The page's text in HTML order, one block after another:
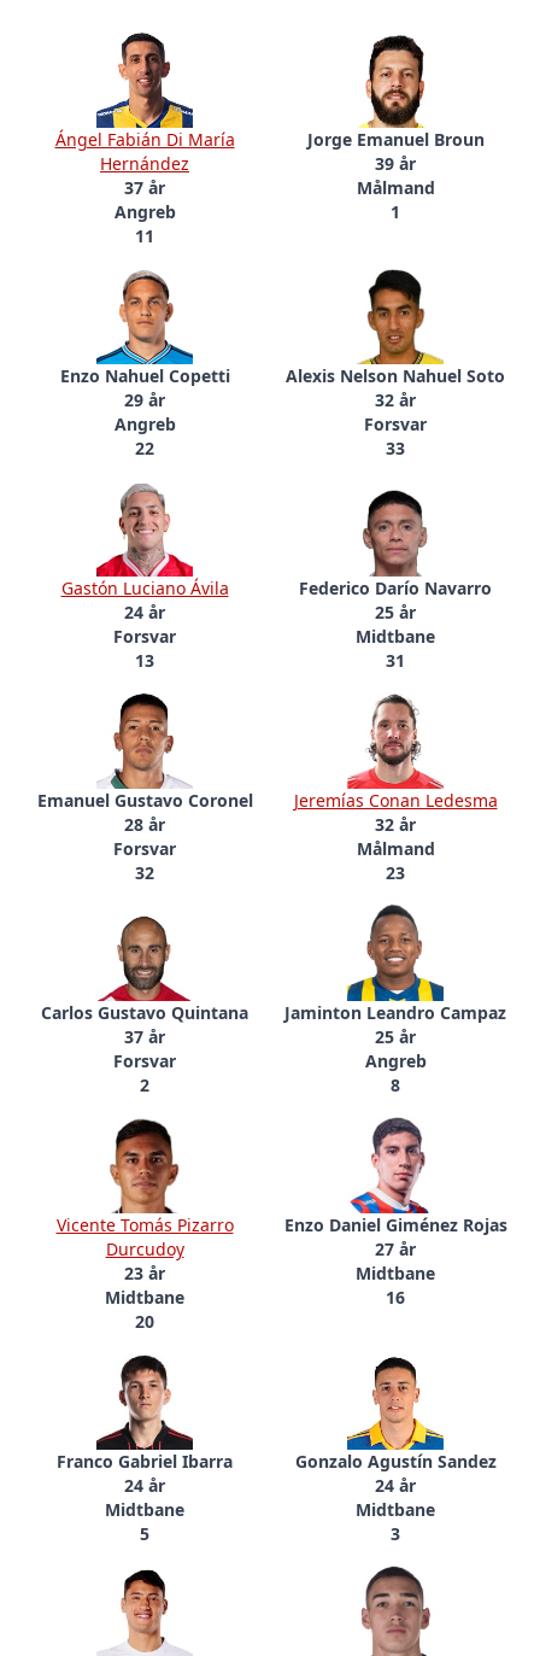
Ángel Fabián Di María
Hernández
37 år
Angreb
11
Jorge Emanuel Broun
39 år
Målmand
1
Enzo Nahuel Copetti
29 år
Angreb
22
Alexis Nelson Nahuel Soto
32 år
Forsvar
33
Gastón Luciano Ávila
24 år
Forsvar
13
Federico Darío Navarro
25 år
Midtbane
31
Emanuel Gustavo Coronel
28 år
Forsvar
32
Jeremías Conan Ledesma
32 år
Målmand
23
Carlos Gustavo Quintana
37 år
Forsvar
2
Jaminton Leandro Campaz
25 år
Angreb
8
Vicente Tomás Pizarro
Durcudoy
23 år
Midtbane
20
Enzo Daniel Giménez Rojas
27 år
Midtbane
16
Franco Gabriel Ibarra
24 år
Midtbane
5
Gonzalo Agustín Sandez
24 år
Midtbane
3